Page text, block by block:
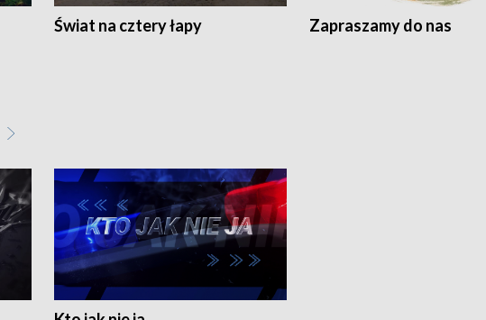
Świat na cztery łapy Zapraszamy do nas